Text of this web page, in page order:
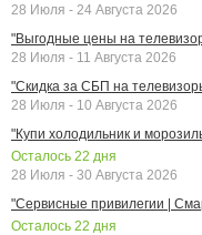
28 Июля - 24 Августа 2026
"Выгодные цены на
28 Июля - 11 Августа 2026
"Скидка за СБП на
28 Июля - 10 Августа 2026
"Купи холодильник и
Осталось 22 дня
28 Июля - 30 Августа 2026
"Сервисные привилегии |
Осталось 22 дня